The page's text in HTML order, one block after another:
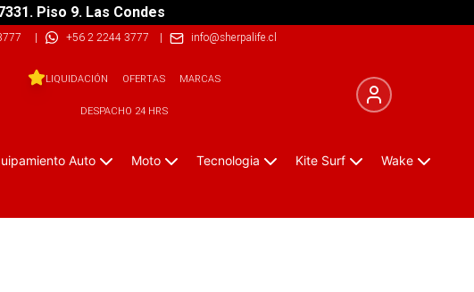
Piso 9. Las Condes
| +56 2 2244 3777 | info@sherpalife.cl
LIQUIDACIÓN OFERTAS MARCAS
DESPACHO 24 HRS
Auto Moto Tecnologia Kite Surf Wake